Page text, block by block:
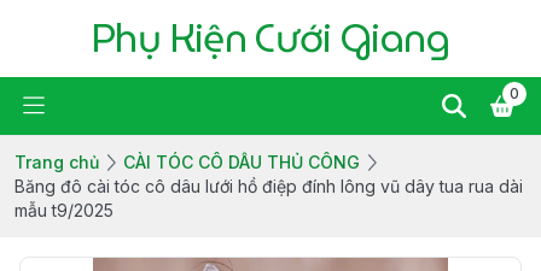
Phụ Kiện Cưới Giang
0
Trang chủ
CÀI TÓC CÔ DÂU THỦ CÔNG
Băng đô cài tóc cô dâu lưới hồ điệp đính lông vũ dây tua rua dài
mẫu t9/2025